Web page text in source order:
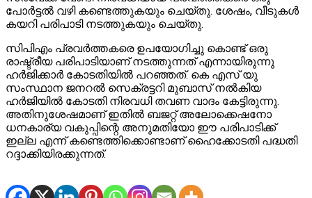
പോർട്ടൽ വഴി കണ്ടെത്തുകയും ചെയ്തു. ശേഷം, വീടുകൾ
കയറി പരിപാടി നടത്തുകയും ചെയ്തു.
സിപിഎം പ്രവർത്തകരെ ഉപയോഗിച്ചു കൊണ്ട് ഒരു
രാഷ്ട്രീയ പരിപാടിയാണ് നടത്തുന്നത് എന്നായിരുന്നു
ഹർജിക്കാർ കോടതിയിൽ പറ‍ഞ്ഞത്. കെ എസ് യു
സംസ്ഥാന ജനറൽ സെക്രട്ടറി മുബാസ് നൽകിയ
ഹർജിയിൽ കോടതി നിരവധി തവണ വാദം കേട്ടിരുന്നു.
അതിനുശേഷമാണ് ഇതിൽ ബജറ്റ് അലോക്കെഷനോ
ധനകാര്യ വകുപ്പിന്റെ അനുമതിയോ ഈ പരിപാടിക്ക്
ഇല്ല എന്ന് കണ്ടെത്തിക്കൊണ്ടാണ് ഹൈക്കോടതി പദ്ധതി
റദ്ദാക്കിയിരക്കുന്നത്.